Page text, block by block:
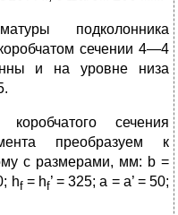
подколонника
сечении 4—4
и на уровне низа
сечения
преобразуем к
с размерами, мм: b =
hf= hf’ = 325; a = a’ = 50;